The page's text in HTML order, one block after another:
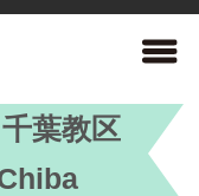
葉教区